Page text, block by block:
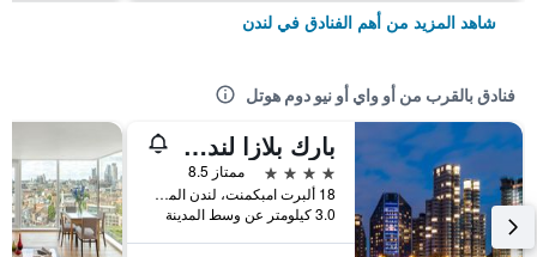
شاهد المزيد من أهم الفنادق في لندن
فنادق بالقرب من أو واي أو نيو دوم هوتل
بارك بلازا لندن ريفر بانك
4 نجوم
ممتاز 8.5
18 ألبرت امبكمنت، لندن المملكة المتحدة, لندن, المملكة المتحدة
3.0 كيلومتر عن وسط المدينة